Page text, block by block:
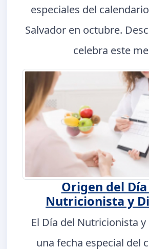
especiales del
Salvador en octubre.
celebra este
Origen del
Nutricionista y
El Día del Nutricionista
una fecha especial del